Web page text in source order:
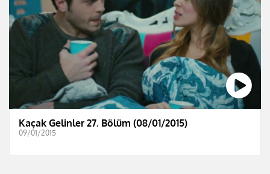
Kaçak Gelinler 27. Bölüm (08/01/2015)
09/01/2015